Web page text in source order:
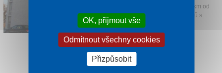
pouhých 500 m od břehu Dunaje a 14 km od
Komárna. V areálu se nachází 5 bazénů s
termální vodou...
1 noc od746 Kč
OK, přijmout vše
Odmítnout všechny cookies
Přizpůsobit